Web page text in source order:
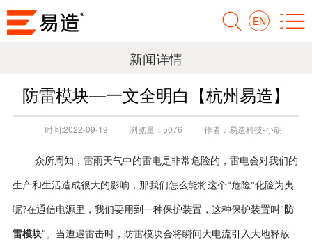
EN
新闻详情
防雷模块—一文全明白【杭州易造】
时间:2022-09-19 浏览量： 5076 作者： 易造科技-小胡
众所周知，雷雨天气中的雷电是非常危险的，雷电会对我们的
生产和生活造成很大的影响，那我们怎么能将这个“危险"化险为夷
呢?在通信电源里，我们要用到一种保护装置， 这种保护装置叫 " 防
雷模块" 。当遭遇雷击时，防雷模块会将瞬间大电流引入大地释放